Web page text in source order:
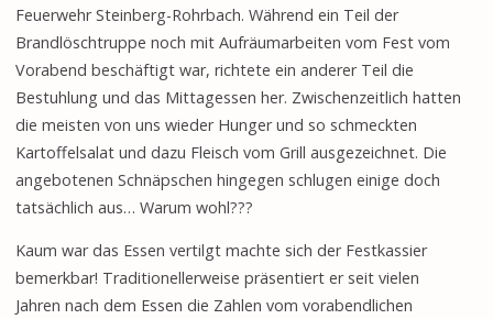
Feuerwehr Steinberg-Rohrbach. Während ein Teil der
Brandlöschtruppe noch mit Aufräumarbeiten vom Fest vom
Vorabend beschäftigt war, richtete ein anderer Teil die
Bestuhlung und das Mittagessen her. Zwischenzeitlich hatten
die meisten von uns wieder Hunger und so schmeckten
Kartoffelsalat und dazu Fleisch vom Grill ausgezeichnet. Die
angebotenen Schnäpschen hingegen schlugen einige doch
tatsächlich aus… Warum wohl???
Kaum war das Essen vertilgt machte sich der Festkassier
bemerkbar! Traditionellerweise präsentiert er seit vielen
Jahren nach dem Essen die Zahlen vom vorabendlichen